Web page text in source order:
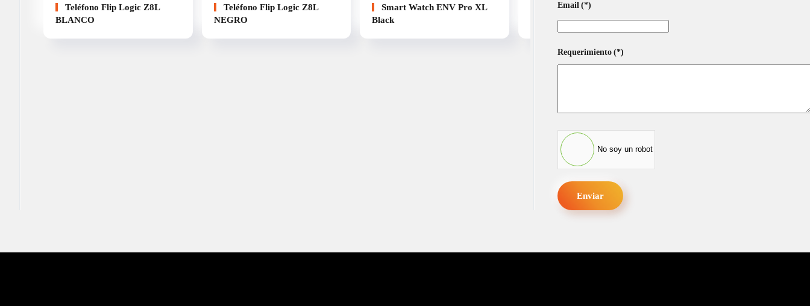
Teléfono Flip Logic Z8L
BLANCO
Teléfono Flip Logic Z8L
NEGRO
Smart Watch ENV Pro XL
Black
Smart Watch ENV Pro XL
Email (*)
Requerimiento (*)
No soy un robot
Enviar